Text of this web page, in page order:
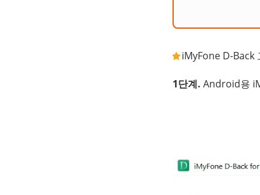
iMyFone D-Back
1단계. Android용